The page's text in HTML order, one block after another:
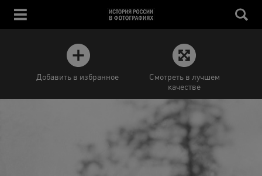
Добавить в избранное
Смотреть в лучшем
качестве